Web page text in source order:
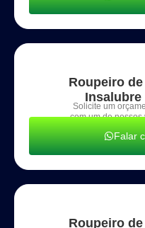
Roupeiro
Insalubre
Solicite um
com um de
Falar
Roupeiro